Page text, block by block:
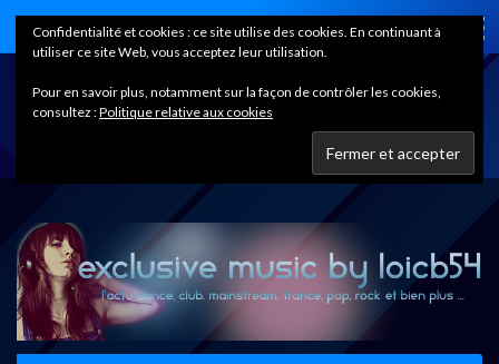
Home
Confidentialité et cookies : ce site utilise des cookies. En continuant à
utiliser ce site Web, vous acceptez leur utilisation.
Pour en savoir plus, notamment sur la façon de contrôler les cookies,
consultez :Politique relative aux cookies